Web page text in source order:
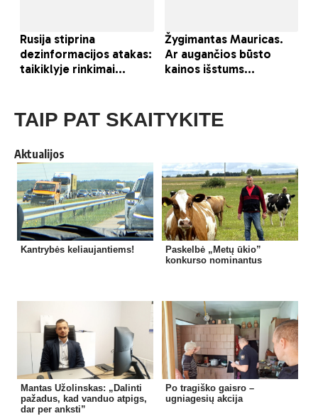
TAIP PAT SKAITYKITE
Aktualijos
Kantrybės keliaujantiems!
Paskelbė „Metų ūkio”
konkurso nominantus
Mantas Užolinskas: „Dalinti
pažadus, kad vanduo atpigs,
dar per anksti”
Po tragiško gaisro –
ugniagesių akcija